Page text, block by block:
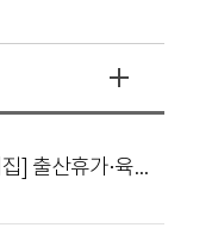
·육아휴직 대체인력 공고